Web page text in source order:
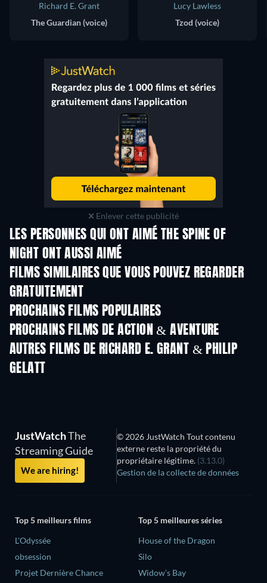
Richard E. Grant
The Guardian (voice)
Lucy Lawless
Tzod (voice)
Enlever cette publicité
LES PERSONNES QUI ONT AIMÉ THE SPINE OF
NIGHT ONT AUSSI AIMÉ
FILMS SIMILAIRES QUE VOUS POUVEZ REGARDER
GRATUITEMENT
PROCHAINS FILMS POPULAIRES
PROCHAINS FILMS DE ACTION & AVENTURE
AUTRES FILMS DE RICHARD E. GRANT & PHILIP
GELATT
JustWatchThe
Streaming Guide
We are hiring!
© 2026 JustWatch Tout contenu
externe reste la propriété du
propriétaire légitime. (3.13.0)
Gestion de la collecte de données
Top 5 meilleurs films
L'Odyssée
obsession
Projet Dernière Chance
Top 5 meilleures séries
House of the Dragon
Silo
Widow’s Bay